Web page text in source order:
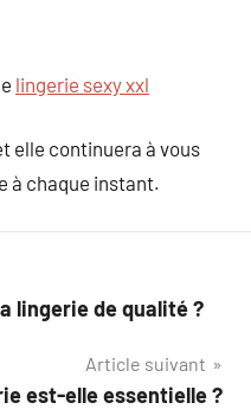
lingerie sexy xxl
elle continuera à vous
à chaque instant.
lingerie de qualité ?
Article suivant
est-elle essentielle ?